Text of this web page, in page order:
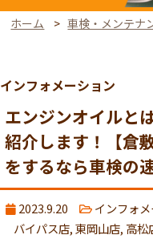
ホーム 車検・メンテナ
インフォメーション
エンジンオイルと
紹介します！【倉
をするなら車検の
2023.9.20 インフォ
バイパス店,東岡山店, 高松